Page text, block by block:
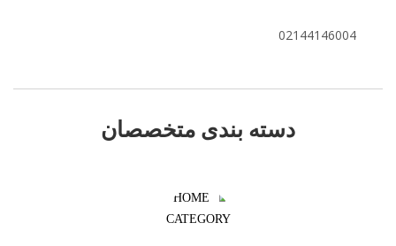
02144146004
دسته بندی متخصصان